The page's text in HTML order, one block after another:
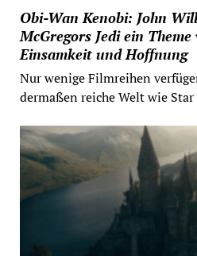
Obi-Wan Kenobi: John
McGregors Jedi ein Theme
Einsamkeit und Hoffnung
Nur wenige Filmreihen
dermaßen reiche Welt wie Star